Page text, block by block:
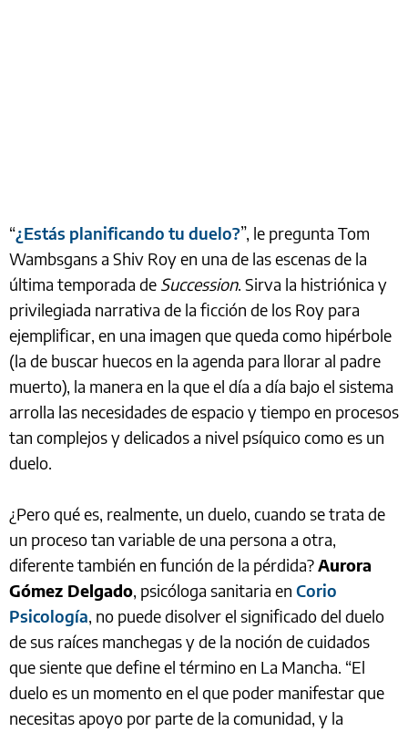
“¿Estás planificando tu duelo?”, le pregunta Tom
Wambsgans a Shiv Roy en una de las escenas de la
última temporada de Succession. Sirva la histriónica y
privilegiada narrativa de la ficción de los Roy para
ejemplificar, en una imagen que queda como hipérbole
(la de buscar huecos en la agenda para llorar al padre
muerto), la manera en la que el día a día bajo el sistema
arrolla las necesidades de espacio y tiempo en procesos
tan complejos y delicados a nivel psíquico como es un
duelo.
¿Pero qué es, realmente, un duelo, cuando se trata de
un proceso tan variable de una persona a otra,
diferente también en función de la pérdida?Aurora
Gómez Delgado, psicóloga sanitaria en Corio
Psicología, no puede disolver el significado del duelo
de sus raíces manchegas y de la noción de cuidados
que siente que define el término en La Mancha. “El
duelo es un momento en el que poder manifestar que
necesitas apoyo por parte de la comunidad, y la